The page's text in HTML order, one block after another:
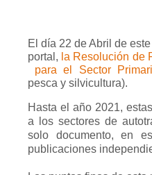
El día 22 de Abril de
portal, la Resolución de
para el Sector
pesca y silvicultura).
Hasta el año 2021,
a los sectores de
solo documento, en
publicaciones